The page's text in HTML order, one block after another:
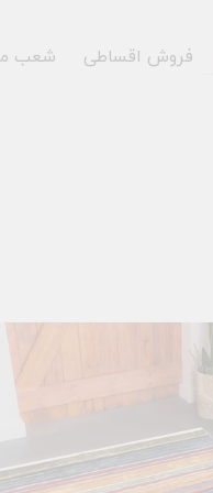
فروش اقساطی شعب